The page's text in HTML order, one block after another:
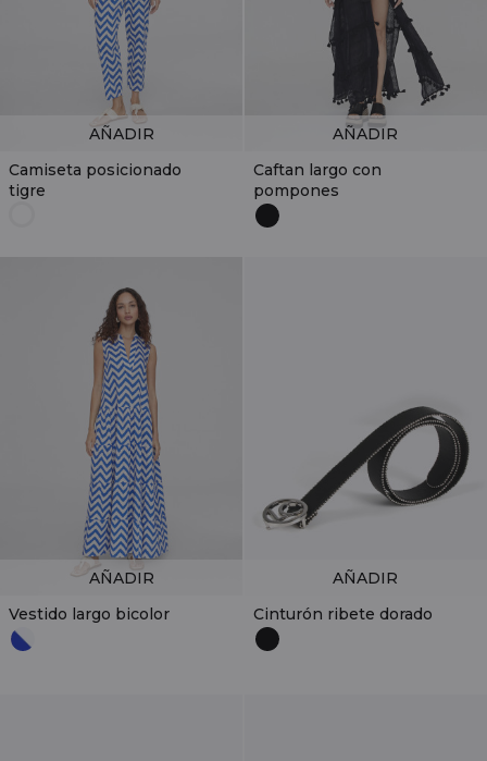
Camiseta posicionado
tigre
AÑADIR
Caftan largo con
pompones
AÑADIR
Vestido largo bicolor
AÑADIR
Cinturón ribete dorado
AÑADIR